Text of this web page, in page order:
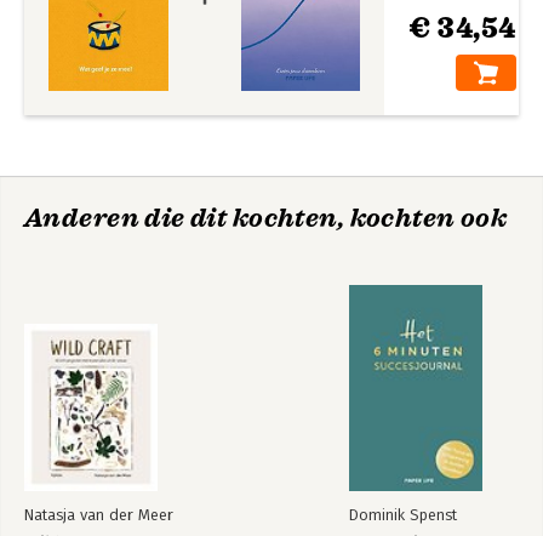
€ 34,54
Anderen die dit kochten, kochten ook
Natasja van der Meer Dominik Spenst